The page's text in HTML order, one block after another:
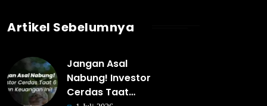
Artikel Sebelumnya
Jangan Asal
Nabung! Investor
Cerdas Taat…